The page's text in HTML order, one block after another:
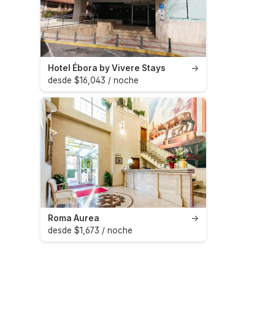
→
Hotel Ébora by Vivere Stays
desde $16,043 / noche
→
Roma Aurea
desde $1,673 / noche